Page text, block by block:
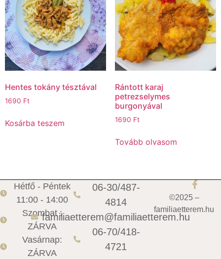
Hentes tokány tésztával
1690 Ft
Kosárba teszem
Rántott karaj
petrezselymes
burgonyával
1690 Ft
Tovább olvasom
Hétfő - Péntek
11:00 - 14:00
Szombat :
ZÁRVA
Vasárnap:
ZÁRVA
06-30/487-
4814
familiaetterem@familiaetterem.hu
06-70/418-
4721
©2025 –
familiaetterem.hu